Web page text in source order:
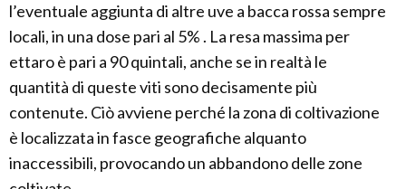
l’eventuale aggiunta di altre uve a bacca rossa sempre
locali, in una dose pari al 5% . La resa massima per
ettaro è pari a 90 quintali, anche se in realtà le
quantità di queste viti sono decisamente più
contenute. Ciò avviene perché la zona di coltivazione
è localizzata in fasce geografiche alquanto
inaccessibili, provocando un abbandono delle zone